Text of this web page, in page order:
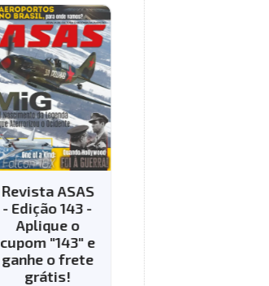
Revista ASAS
- Edição 143 -
Aplique o
cupom "143" e
ganhe o frete
grátis!